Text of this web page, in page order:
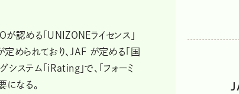
認める「UNIZONEライセンス」
められており、JAF が定める「国
ステム「iRating」で、「フォーミ
になる。